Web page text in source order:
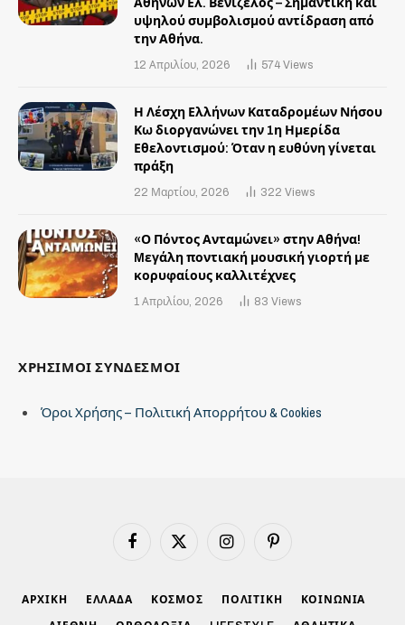
Αθηνών Ελ. Βενιζέλος – Σημαντική και
υψηλού συμβολισμού αντίδραση από
την Αθήνα.
12 Απριλίου, 2026 574 Views
Η Λέσχη Ελλήνων Καταδρομέων Νήσου
Κω διοργανώνει την 1η Ημερίδα
Εθελοντισμού: Όταν η ευθύνη γίνεται
πράξη
22 Μαρτίου, 2026 322 Views
«Ο Πόντος Ανταμώνει» στην Αθήνα!
Mεγάλη ποντιακή μουσική γιορτή με
κορυφαίους καλλιτέχνες
1 Απριλίου, 2026 83 Views
ΧΡΗΣΙΜΟΙ ΣΥΝΔΕΣΜΟΙ
Όροι Χρήσης – Πολιτική Απορρήτου & Cookies
Facebook X
Instagram Pinterest
ΑΡΧΙΚΗ ΕΛΛΑΔΑ ΚΟΣΜΟΣ ΠΟΛΙΤΙΚΗ ΚΟΙΝΩΝΙΑ